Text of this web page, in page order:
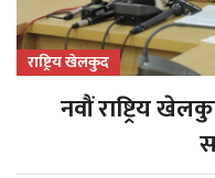
राष्ट्रिय खेलकुद
नवौं राष्ट्रिय